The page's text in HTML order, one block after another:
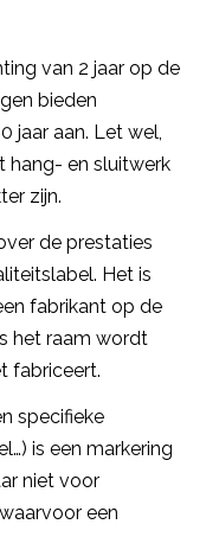
van 2 jaar op de
bieden
jaar aan. Let wel,
hang- en sluitwerk
zijn.
de prestaties
Het is
fabrikant op de
het raam wordt
fabriceert.
specifieke
is een markering
niet voor
een